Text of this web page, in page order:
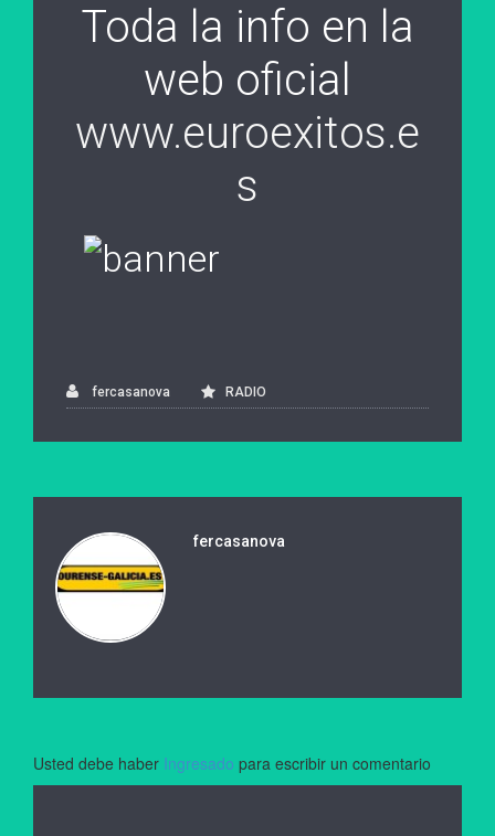
Toda la info en la
web oficial
www.euroexitos.e
s
fercasanova RADIO
fercasanova
Usted debe haber Ingresado para escribir un comentario